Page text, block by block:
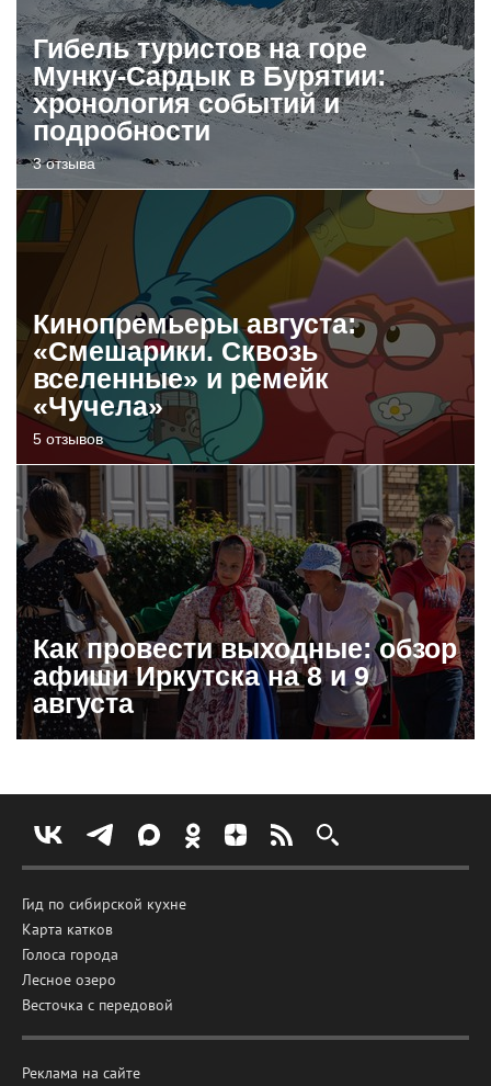
Гибель туристов на горе
Мунку-Сардык в Бурятии:
хронология событий и
подробности
3 отзыва
Кинопремьеры августа:
«Смешарики. Сквозь
вселенные» и ремейк
«Чучела»
5 отзывов
Как провести выходные: обзор
афиши Иркутска на 8 и 9
августа
Гид по сибирской кухне
Карта катков
Голоса города
Лесное озеро
Весточка с передовой
Реклама на сайте